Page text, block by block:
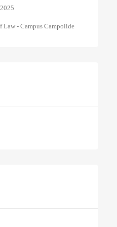
Law - Campus Campolide